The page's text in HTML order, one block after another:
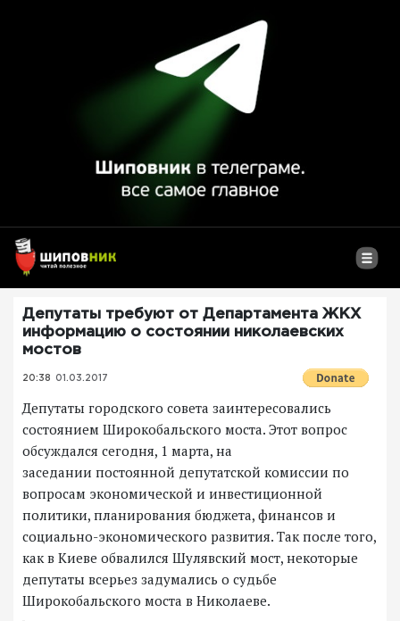
Депутаты требуют от Департамента ЖКХ
информацию о состоянии николаевских
мостов
20:38 01.03.2017
Депутаты городского совета заинтересовались
состоянием Широкобальского моста. Этот вопрос
обсуждался сегодня, 1 марта, на
заседании постоянной депутатской комиссии по
вопросам экономической и инвестиционной
политики, планирования бюджета, финансов и
социально-экономического развития. Так после того,
как в Киеве обвалился Шулявский мост, некоторые
депутаты всерьез задумались о судьбе
Широкобальского моста в Николаеве.